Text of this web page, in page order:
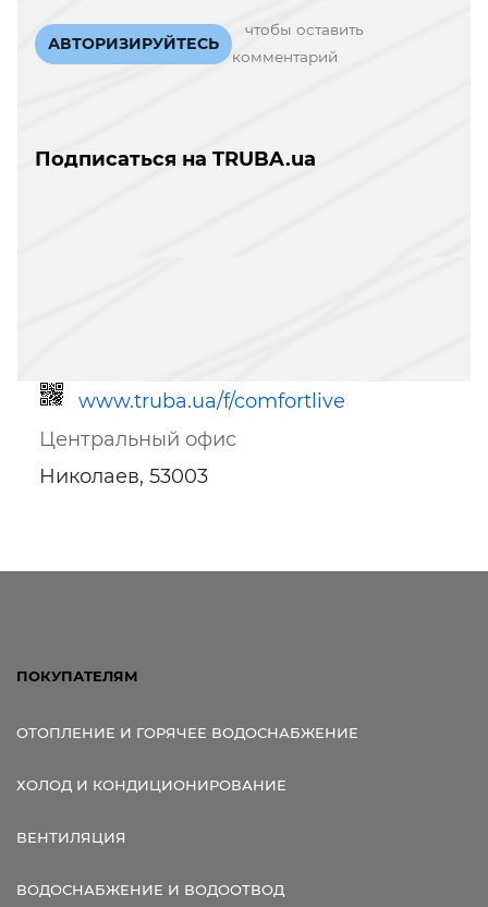
АВТОРИЗИРУЙТЕСЬ
чтобы оставить
комментарий
Подписаться на TRUBA.ua
www.truba.ua/f/comfortlive
Центральный офис
Николаев, 53003
ПОКУПАТЕЛЯМ
ОТОПЛЕНИЕ И ГОРЯЧЕЕ ВОДОСНАБЖЕНИЕ
ХОЛОД И КОНДИЦИОНИРОВАНИЕ
ВЕНТИЛЯЦИЯ
ВОДОСНАБЖЕНИЕ И ВОДООТВОД